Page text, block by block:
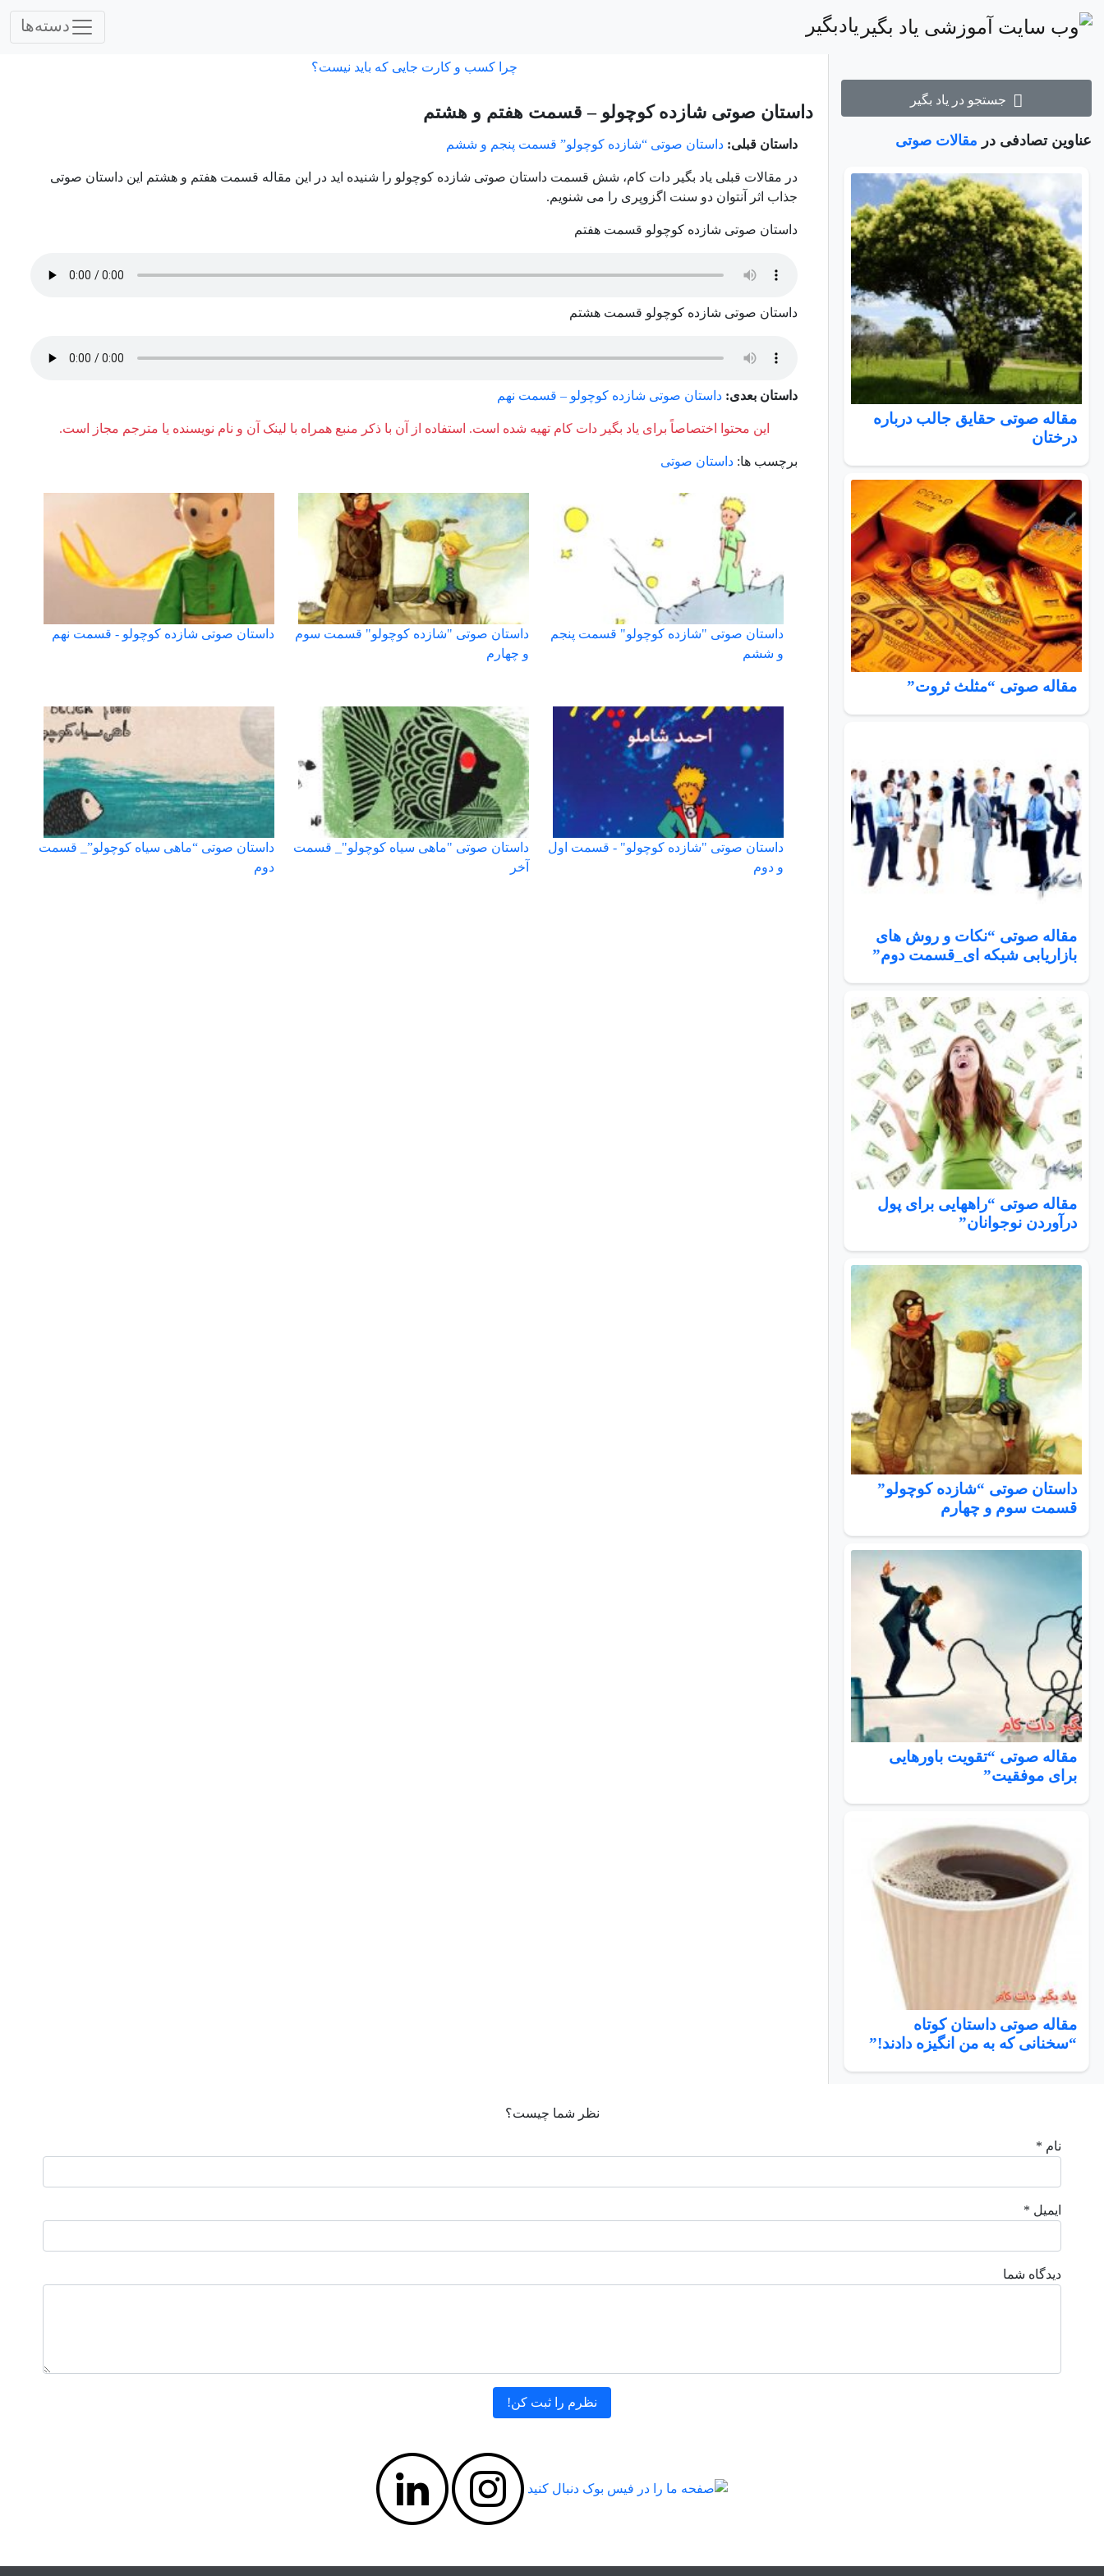
یادبگیر دسته‌ها
جستجو در یاد بگیر
عناوین تصادفی در مقالات صوتی
مقاله صوتی حقایق جالب درباره
درختان
مقاله صوتی “مثلث ثروت”
مقاله صوتی “نکات و روش های
بازاریابی شبکه ای_قسمت دوم”
مقاله صوتی “راههایی برای پول
درآوردن نوجوانان”
داستان صوتی “شازده کوچولو”
قسمت سوم و چهارم
مقاله صوتی “تقویت باورهایی
برای موفقیت”
مقاله صوتی داستان کوتاه
“سخنانی که به من انگیزه دادند!”
چرا کسب و کارت جایی که باید نیست؟
داستان صوتی شازده کوچولو – قسمت هفتم و هشتم
داستان قبلی: داستان صوتی “شازده کوچولو” قسمت پنجم و ششم
در مقالات قبلی یاد بگیر دات کام، شش قسمت داستان صوتی شازده کوچولو را شنیده اید در این مقاله قسمت هفتم و هشتم این داستان صوتی
جذاب اثر آنتوان دو سنت اگزوپری را می شنویم.
داستان صوتی شازده کوچولو قسمت هفتم
داستان صوتی شازده کوچولو قسمت هشتم
داستان بعدی: داستان صوتی شازده کوچولو – قسمت نهم
این محتوا اختصاصاً برای یاد بگیر دات کام تهیه شده است. استفاده از آن با ذکر منبع همراه با لینک آن و نام نویسنده یا مترجم مجاز است.
برچسب ها: داستان صوتی
داستان صوتی "شازده کوچولو" قسمت پنجم
و ششم
داستان صوتی "شازده کوچولو" قسمت سوم
و چهارم
داستان صوتی شازده کوچولو - قسمت نهم
داستان صوتی "شازده کوچولو" - قسمت اول
و دوم
داستان صوتی "ماهی سیاه کوچولو"_ قسمت
آخر
داستان صوتی “ماهی سیاه کوچولو”_ قسمت
دوم
نظر شما چیست؟
نام *
ایمیل *
دیدگاه شما